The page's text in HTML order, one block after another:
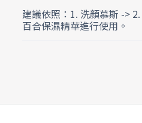
建議依照：1. 洗顏慕斯 ->
百合保濕精華進行使用。